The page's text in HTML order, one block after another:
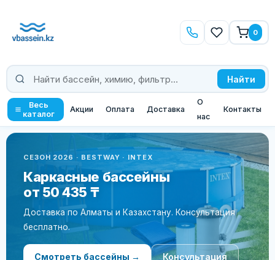
Найти
0
Весь
каталог
Акции Оплата Доставка
О
нас
Контакты
СЕЗОН 2026 · BESTWAY · INTEX
Каркасные бассейны
от 50 435 ₸
Доставка по Алматы и Казахстану. Консультация
бесплатно.
Смотреть бассейны → Консультация